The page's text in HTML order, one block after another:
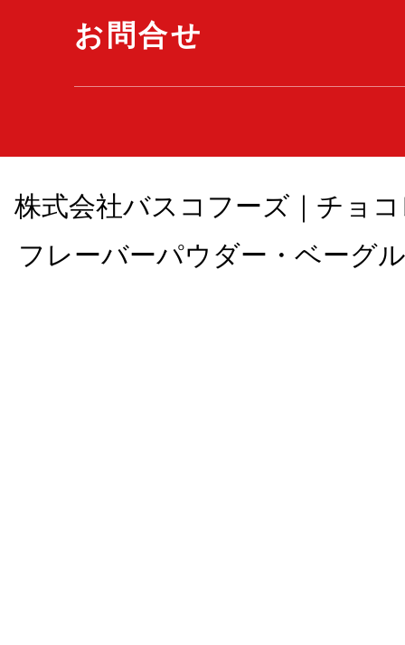
お問合せ
株式会社バスコフーズ｜チョ
フレーバーパウダー・ベーグ